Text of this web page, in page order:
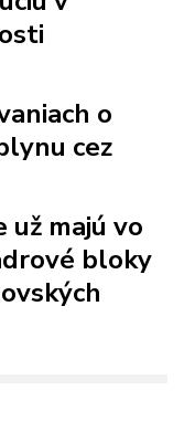
o
cez
majú vo
bloky